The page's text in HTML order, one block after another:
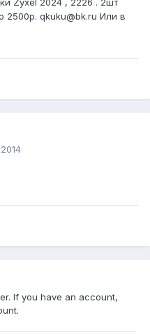
Zyxel 2024 , 2226 . 2шт
2500р. qkuku@bk.ru Или в
If you have an account,